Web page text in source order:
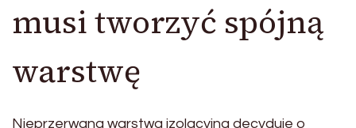
musi tworzyć spójną
warstwę
Nieprzerwana warstwa izolacyjna decyduje o